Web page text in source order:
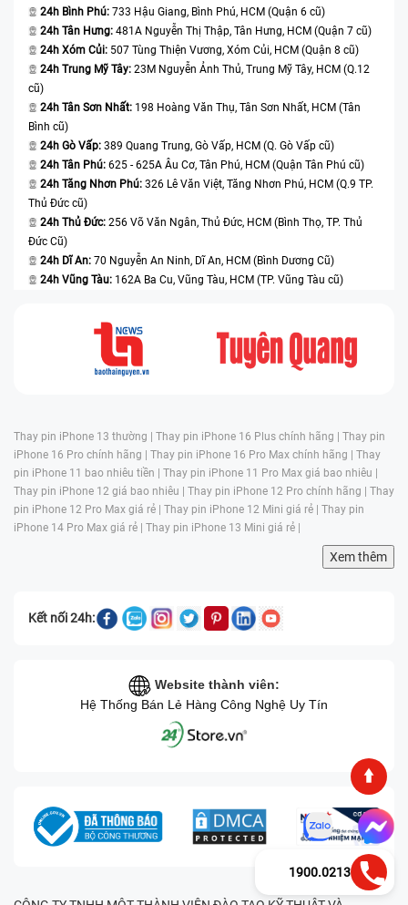
24h Bình Phú: 733 Hậu Giang, Bình Phú, HCM (Quận 6 cũ)
24h Tân Hưng: 481A Nguyễn Thị Thập, Tân Hưng, HCM (Quận 7 cũ)
24h Xóm Củi: 507 Tùng Thiện Vương, Xóm Củi, HCM (Quận 8 cũ)
24h Trung Mỹ Tây: 23M Nguyễn Ảnh Thủ, Trung Mỹ Tây, HCM (Q.12
cũ)
24h Tân Sơn Nhất: 198 Hoàng Văn Thụ, Tân Sơn Nhất, HCM (Tân
Bình cũ)
24h Gò Vấp: 389 Quang Trung, Gò Vấp, HCM (Q. Gò Vấp cũ)
24h Tân Phú: 625 - 625A Âu Cơ, Tân Phú, HCM (Quận Tân Phú cũ)
24h Tăng Nhơn Phú: 326 Lê Văn Việt, Tăng Nhơn Phú, HCM (Q.9 TP.
Thủ Đức cũ)
24h Thủ Đức: 256 Võ Văn Ngân, Thủ Đức, HCM (Bình Thọ, TP. Thủ
Đức Cũ)
24h Dĩ An: 70 Nguyễn An Ninh, Dĩ An, HCM (Bình Dương Cũ)
24h Vũng Tàu: 162A Ba Cu, Vũng Tàu, HCM (TP. Vũng Tàu cũ)
Thay pin iPhone 13 thường | Thay pin iPhone 16 Plus chính hãng | Thay pin
iPhone 16 Pro chính hãng | Thay pin iPhone 16 Pro Max chính hãng | Thay
pin iPhone 11 bao nhiêu tiền | Thay pin iPhone 11 Pro Max giá bao nhiêu |
Thay pin iPhone 12 giá bao nhiêu | Thay pin iPhone 12 Pro chính hãng | Thay
pin iPhone 12 Pro Max giá rẻ | Thay pin iPhone 12 Mini giá rẻ | Thay pin
iPhone 14 Pro Max giá rẻ | Thay pin iPhone 13 Mini giá rẻ |
Xem thêm
Kết nối 24h:
Website thành viên:
Hệ Thống Bán Lẻ Hàng Công Nghệ Uy Tín
1900.0213